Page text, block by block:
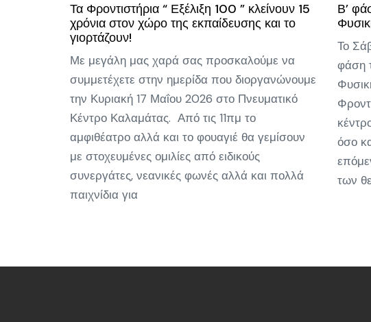
Τα Φροντιστήρια “ Εξέλιξη 100 ” κλείνουν 15
χρόνια στον χώρο της εκπαίδευσης και το
γιορτάζουν!
Με μεγάλη μας χαρά σας προσκαλούμε να
συμμετέχετε στην ημερίδα που διοργανώνουμε
την Κυριακή 17 Μαΐου 2026 στο Πνευματικό
Κέντρο Καλαμάτας. Από τις 11πμ το
αμφιθέατρο αλλά και το φουαγιέ θα γεμίσουν
με στοχευμένες ομιλίες από ειδικούς
συνεργάτες, νεανικές φωνές αλλά και πολλά
παιχνίδια για
Β’
Το
φάση
όσο
των